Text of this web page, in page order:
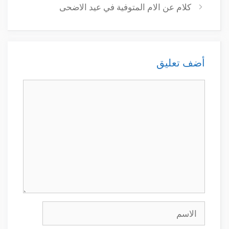
كلام عن الام المتوفية في عيد الاضحى
أضف تعليق